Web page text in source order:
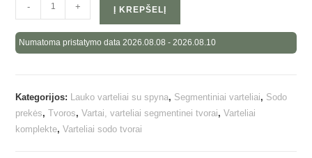
- + Į KREPŠELĮ
Numatoma pristatymo data 2026.08.08 - 2026.08.10
Kategorijos: Lauko varteliai su spyna, Segmentiniai varteliai, Sodo
prekės,Tvoros,Vartai, varteliai segmentinei tvorai,Varteliai
komplekte,Varteliai sodo tvorai